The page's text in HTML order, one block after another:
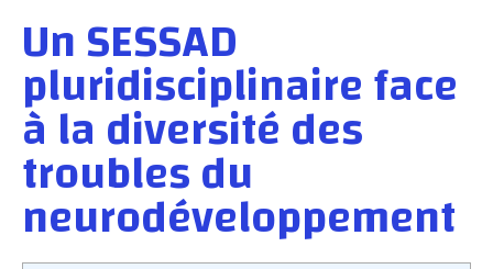
Un SESSAD
pluridisciplinaire face
à la diversité des
troubles du
neurodéveloppement